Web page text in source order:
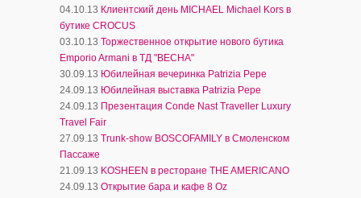
04.10.13 Клиентский день MICHAEL Michael Kors в
бутике CROCUS
03.10.13 Торжественное открытие нового бутика
Emporio Armani в ТД "ВЕСНА"
30.09.13 Юбилейная вечеринка Patrizia Pepe
24.09.13 Юбилейная выставка Patrizia Pepe
24.09.13 Презентация Conde Nast Traveller Luxury
Travel Fair
27.09.13 Trunk-show BOSCOFAMILY в Смоленском
Пассаже
21.09.13 KOSHEEN в ресторане THE AMERICANO
24.09.13 Открытие бара и кафе 8 Oz